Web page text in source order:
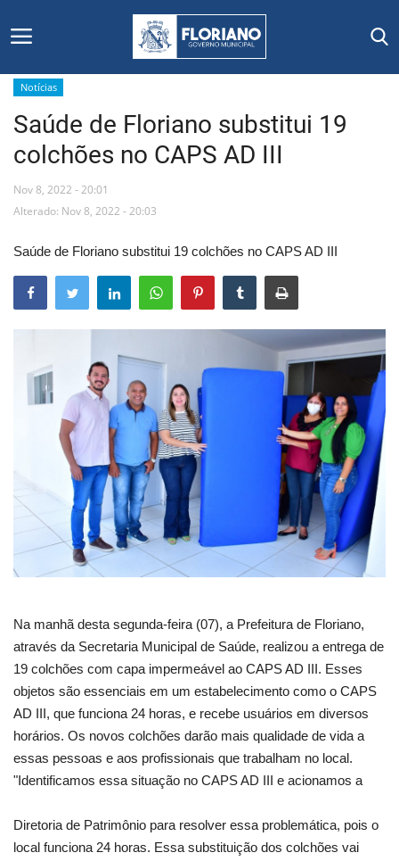
Início
Editais
Floriano
Secretarias e Órgãos
Mural de Licitações
Vídeos
Webmail
Contato
Notícias
Saúde de Floriano substitui 19
colchões no CAPS AD III
Nov 8, 2022 - 20:01
Alterado: Nov 8, 2022 - 20:03
Saúde de Floriano substitui 19 colchões no CAPS AD III
Na manhã desta segunda-feira (07), a Prefeitura de Floriano,
através da Secretaria Municipal de Saúde, realizou a entrega de
19 colchões com capa impermeável ao CAPS AD III. Esses
objetos são essenciais em um estabelecimento como o CAPS
AD III, que funciona 24 horas, e recebe usuários em diversos
horários. Os novos colchões darão mais qualidade de vida a
essas pessoas e aos profissionais que trabalham no local.
"Identificamos essa situação no CAPS AD III e acionamos a
Diretoria de Patrimônio para resolver essa problemática, pois o
local funciona 24 horas. Essa substituição dos colchões vai